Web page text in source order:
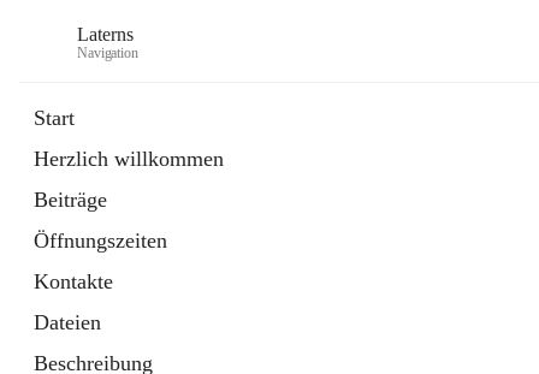
Laterns
Navigation
Start
Herzlich willkommen
Beiträge
Öffnungszeiten
Kontakte
Dateien
Beschreibung